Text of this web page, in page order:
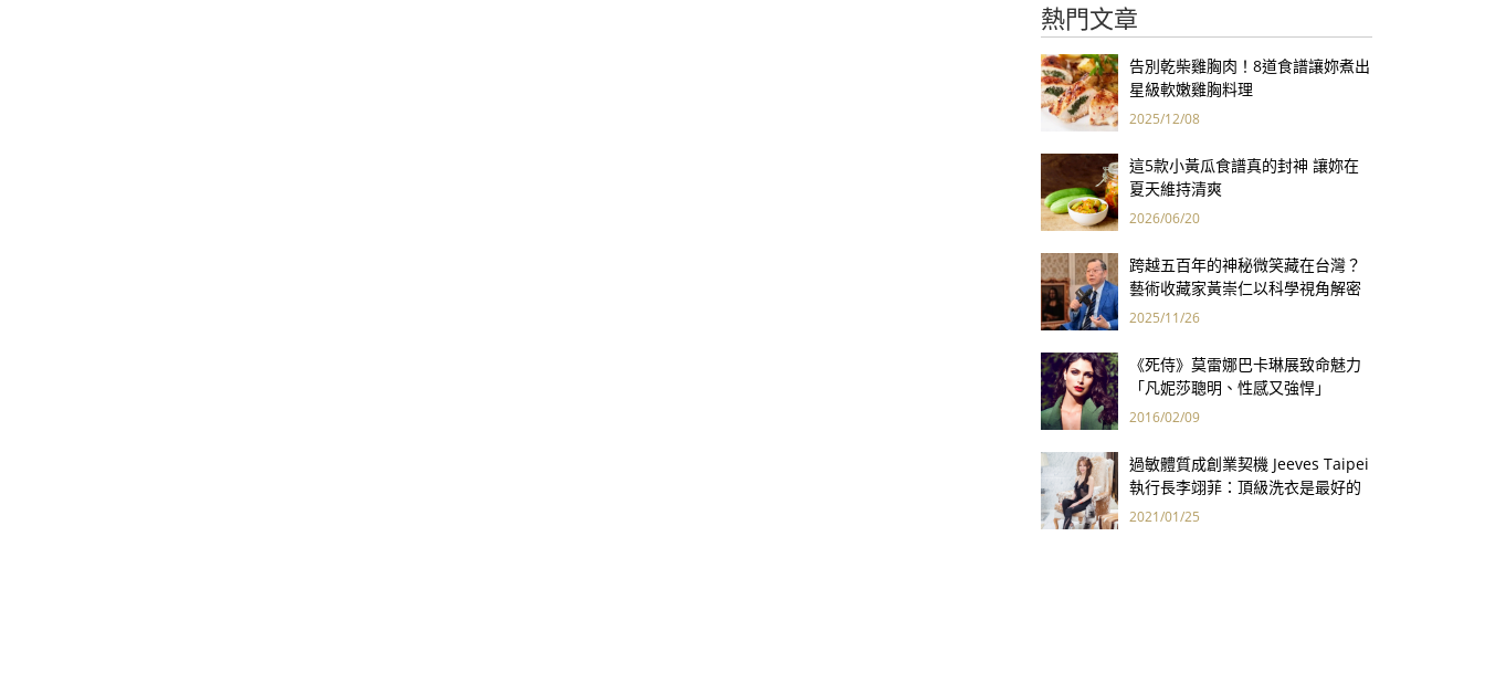
熱門文章
告別乾柴雞胸肉！8道食譜讓妳煮出
星級軟嫩雞胸料理
2025/12/08
這5款小黃瓜食譜真的封神 讓妳在
夏天維持清爽
2026/06/20
跨越五百年的神秘微笑藏在台灣？
藝術收藏家黃崇仁以科學視角解密
「最年輕的蒙娜麗莎」
2025/11/26
《死侍》莫雷娜巴卡琳展致命魅力
「凡妮莎聰明、性感又強悍」
2016/02/09
過敏體質成創業契機 Jeeves Taipei
執行長李翊菲：頂級洗衣是最好的
健康保險！
2021/01/25